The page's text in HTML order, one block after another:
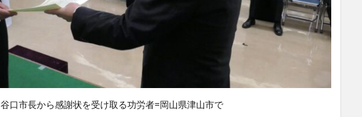
谷口市長から感謝状を受け取る功労者=岡山県津山市で